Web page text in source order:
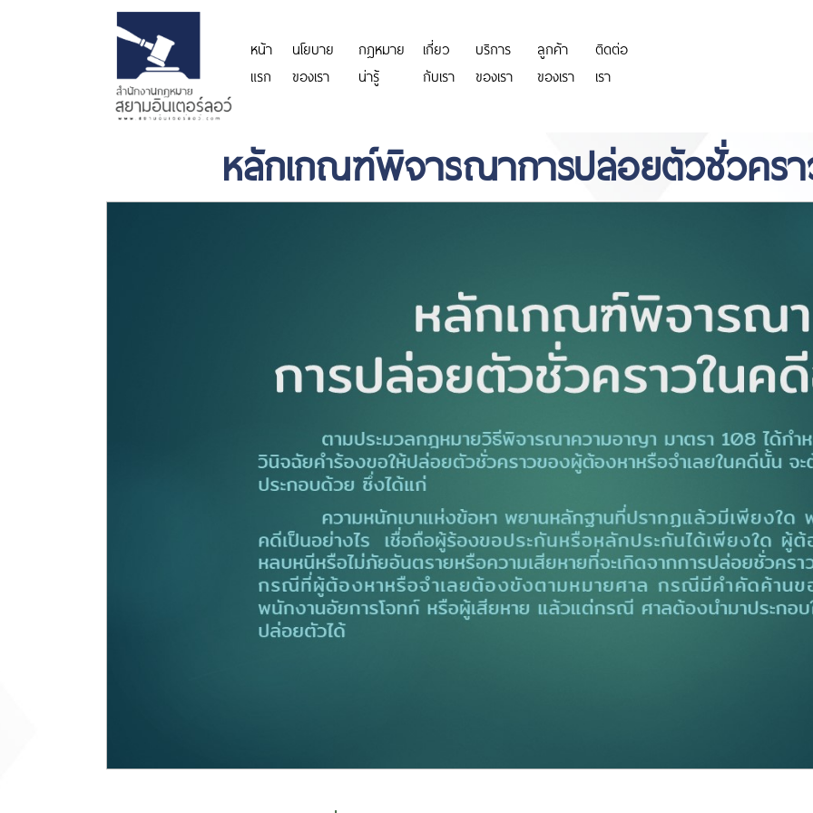
หน้า
แรก
นโยบาย
ของเรา
กฎหมาย
น่ารู้
เกี่ยว
กับเรา
บริการ
ของเรา
ลูกค้า
ของเรา
ติดต่อ
เรา
หลักเกณฑ์พิจารณาการปล่อยตัวชั่วคร